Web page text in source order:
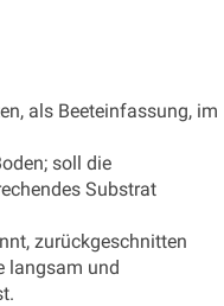
als Beeteinfassung, im
soll die
Substrat
zurückgeschnitten
langsam und